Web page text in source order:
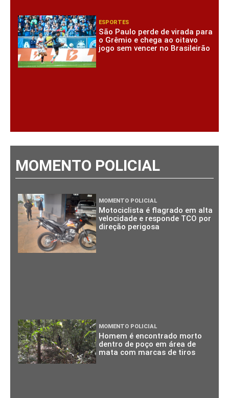
ESPORTES
São Paulo perde de virada para
o Grêmio e chega ao oitavo
jogo sem vencer no Brasileirão
MOMENTO POLICIAL
MOMENTO POLICIAL
Motociclista é flagrado em alta
velocidade e responde TCO por
direção perigosa
MOMENTO POLICIAL
Homem é encontrado morto
dentro de poço em área de
mata com marcas de tiros